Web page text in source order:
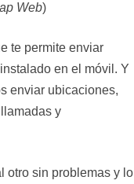
Web)
te permite enviar
en el móvil. Y
enviar ubicaciones,
y
otro sin problemas y lo